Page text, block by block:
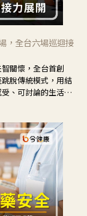
，全台六場巡迴接
關懷，全台首創
脫傳統模式，用結
、可討論的生活情